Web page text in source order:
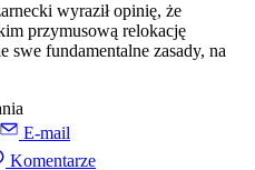
wyraził opinię, że
przymusową relokację
swe fundamentalne zasady, na
E-mail
Komentarze